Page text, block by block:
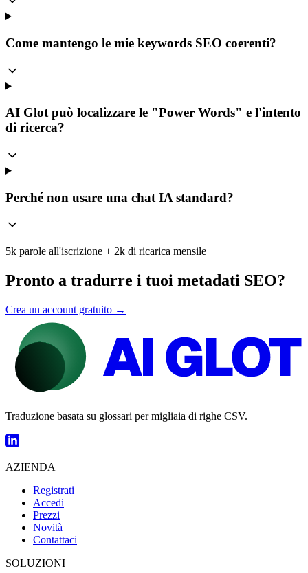
Come mantengo le mie keywords SEO coerenti?
AI Glot può localizzare le "Power Words" e l'intento
di ricerca?
Perché non usare una chat IA standard?
5k parole all'iscrizione + 2k di ricarica mensile
Pronto a tradurre i tuoi metadati SEO?
Crea un account gratuito →
Traduzione basata su glossari per migliaia di righe CSV.
AZIENDA
Registrati
Accedi
Prezzi
Novità
Contattaci
SOLUZIONI